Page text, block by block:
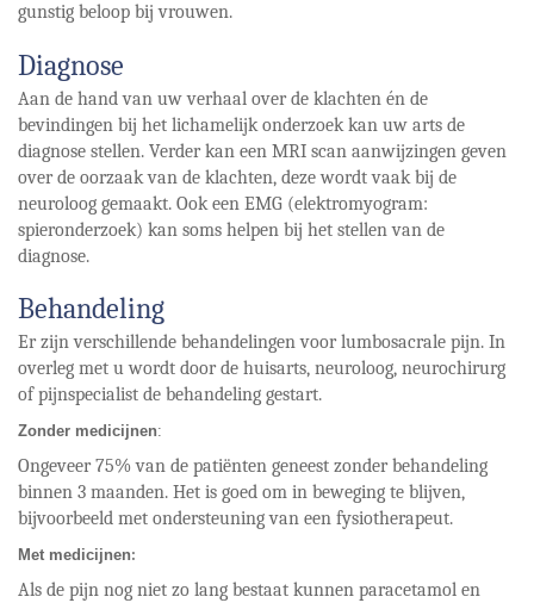
gunstig beloop bij vrouwen.
Diagnose
Aan de hand van uw verhaal over de klachten én de
bevindingen bij het lichamelijk onderzoek kan uw arts de
diagnose stellen. Verder kan een MRI scan aanwijzingen geven
over de oorzaak van de klachten, deze wordt vaak bij de
neuroloog gemaakt. Ook een EMG (elektromyogram:
spieronderzoek) kan soms helpen bij het stellen van de
diagnose.
Behandeling
Er zijn verschillende behandelingen voor lumbosacrale pijn. In
overleg met u wordt door de huisarts, neuroloog, neurochirurg
of pijnspecialist de behandeling gestart.
Zonder medicijnen:
Ongeveer 75% van de patiënten geneest zonder behandeling
binnen 3 maanden. Het is goed om in beweging te blijven,
bijvoorbeeld met ondersteuning van een fysiotherapeut.
Met medicijnen:
Als de pijn nog niet zo lang bestaat kunnen paracetamol en